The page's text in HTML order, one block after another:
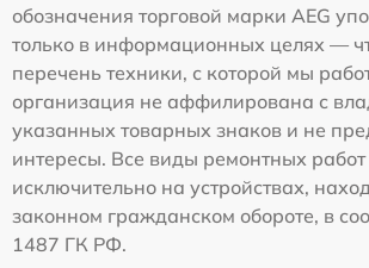
обозначения торговой марки AEG
только в информационных целях —
перечень техники, с которой мы
организация не аффилирована с
указанных товарных знаков и не
интересы. Все виды ремонтных
исключительно на устройствах,
законном гражданском обороте, в
1487 ГК РФ.